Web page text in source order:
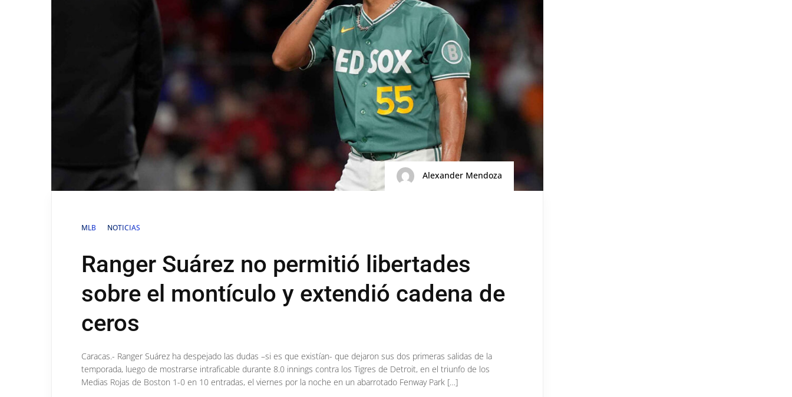
Alexander Mendoza
MLB NOTICIAS
Ranger Suárez no permitió libertades
sobre el montículo y extendió cadena de
ceros
Caracas.- Ranger Suárez ha despejado las dudas –si es que existían- que dejaron sus dos primeras salidas de la
temporada, luego de mostrarse intraficable durante 8.0 innings contra los Tigres de Detroit, en el triunfo de los
Medias Rojas de Boston 1-0 en 10 entradas, el viernes por la noche en un abarrotado Fenway Park […]